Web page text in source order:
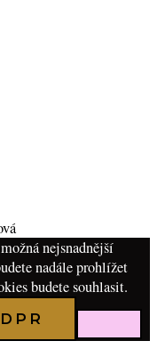
nejsnadnější
nadále prohlížet
budete souhlasit.